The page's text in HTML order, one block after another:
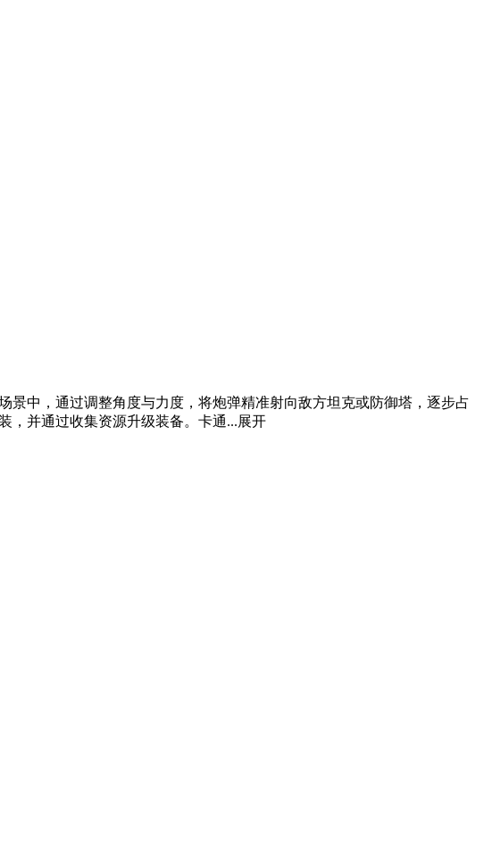
景中，通过调整角度与力度，将炮弹精准射向敌方坦克或防御塔，逐步占
，并通过收集资源升级装备。卡通...展开